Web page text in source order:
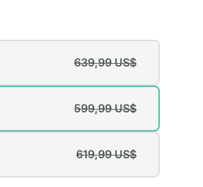
639,99 US$
599,99 US$
619,99 US$